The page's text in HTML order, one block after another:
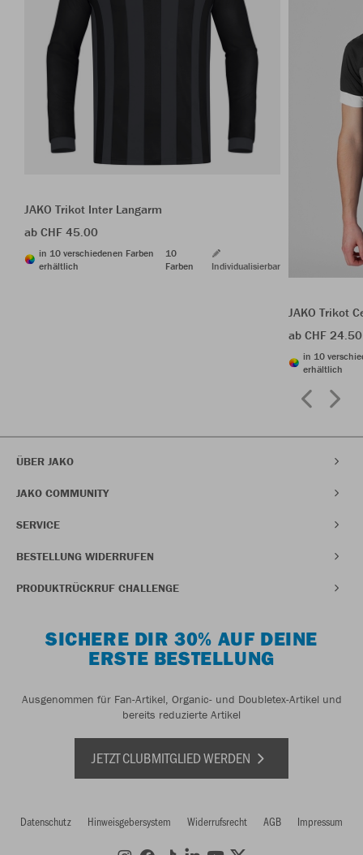
JAKO Trikot Inter Langarm
ab CHF 45.00
in 10 verschiedenen Farben
erhältlich
10
Farben
Individualisierbar
JAKO Trikot
ab CHF 24.50
in 10
erhältlich
ÜBER JAKO
JAKO COMMUNITY
SERVICE
BESTELLUNG WIDERRUFEN
PRODUKTRÜCKRUF CHALLENGE
SICHERE DIR 30% AUF DEINE
ERSTE BESTELLUNG
Ausgenommen für Fan-Artikel, Organic- und Doubletex-Artikel und
bereits reduzierte Artikel
JETZT CLUBMITGLIED WERDEN
Datenschutz Hinweisgebersystem Widerrufsrecht AGB Impressum